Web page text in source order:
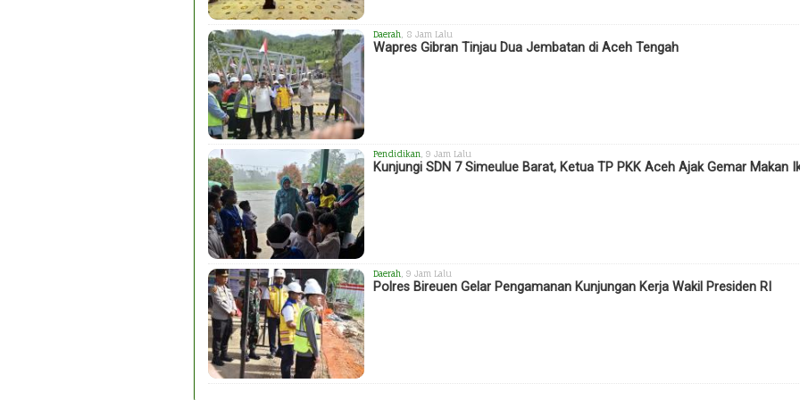
Daerah , 8 Jam Lalu
Wapres Gibran Tinjau Dua Jembatan di Aceh Tengah
Pendidikan , 9 Jam Lalu
Kunjungi SDN 7 Simeulue Barat, Ketua TP PKK Aceh Ajak Gemar Makan
Daerah , 9 Jam Lalu
Polres Bireuen Gelar Pengamanan Kunjungan Kerja Wakil Presiden RI